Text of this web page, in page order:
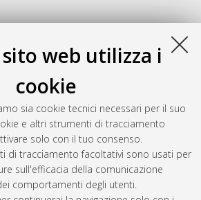
web utilizza i
cookie
sia cookie tecnici necessari per il suo
e altri strumenti di tracciamento
solo con il tuo consenso.
di tracciamento facoltativi sono usati per
sull'efficacia della comunicazione
comportamenti degli utenti.
(2015)Giardini per rivivere: orticoltura
in contesti sanitari,
Mater Studiorum Università di
ricerca inScienze e tecnologie agrarie,
, 27 Ciclo. DOI
7169.
generata il Thu Aug 6 20:43:20 2026